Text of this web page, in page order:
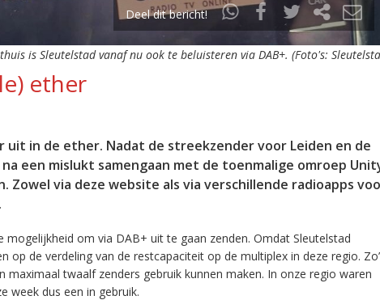
Deel dit bericht!
is Sleutelstad vanaf nu ook te beluisteren via DAB+. (Foto's:
ether
uit in de ether. Nadat de streekzender voor Leiden en de
een mislukt samengaan met de toenmalige omroep
via deze website als via verschillende radioapps
om via DAB+ uit te gaan zenden. Omdat Sleutelstad
de verdeling van de restcapaciteit op de multiplex in deze regio.
twaalf zenders gebruik kunnen maken. In onze regio waren
week dus een in gebruik.